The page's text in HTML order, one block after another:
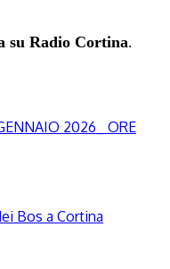
su Radio Cortina.
2026_ ORE